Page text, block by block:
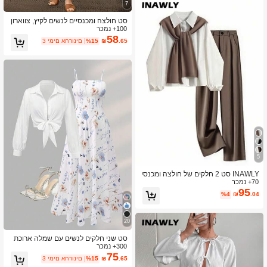
5
INAWLY סט 2 חלקים של חולצה ומכנסי
ים ארוכי שרוולים רומנטיים לנשים
70+ נמכר
₪95.04
%4
7
סט חולצה ומכנסיים לנשים לקיץ, צווארון
עגול ושרוול קצר, מתאים לחופשה יומיתי
ת ולבגדי יומיום, חומר פשתן, חום אלגנטי
100+ נמכר
₪58.65
%15 3 ימים אחרונים
20
סט שני חלקים לנשים עם שמלה ארוכת
שרוולים פרחונית וקטיפה, מתאים לדייטי
ם, נסיעות יומיומיות וללבוש יומיומי, חופשו
300+ נמכר
₪75.65
%15 3 ימים אחרונים